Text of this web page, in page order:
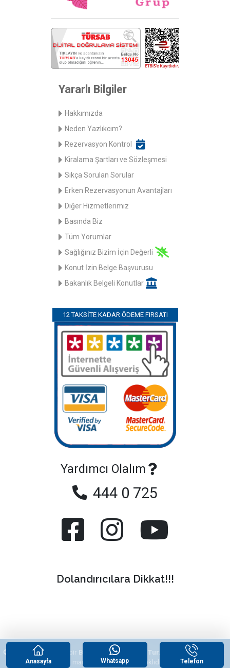
Yararlı Bilgiler
Hakkımızda
Neden Yazlıkcım?
Rezervasyon Kontrol
Kiralama Şartları ve Sözleşmesi
Sıkça Sorulan Sorular
Erken Rezervasyonun Avantajları
Diğer Hizmetlerimiz
Basında Biz
Tüm Yorumlar
Sağlığınız Bizim İçin Değerli
Konut İzin Belge Başvurusu
Bakanlık Belgeli Konutlar
12 TAKSITE KADAR ÖDEME FIRSATI
Yardımcı Olalım
444 0 725
Dolandırıcılara Dikkat!!!
© 2026 "Yazlikcim" , bir Begonvil Grup Emlak Tur. Tic. ve San. Ltd. Şti.
tescilli markasıdır. Tüm hakları saklıdır.
Anasayfa Whatsapp Telefon